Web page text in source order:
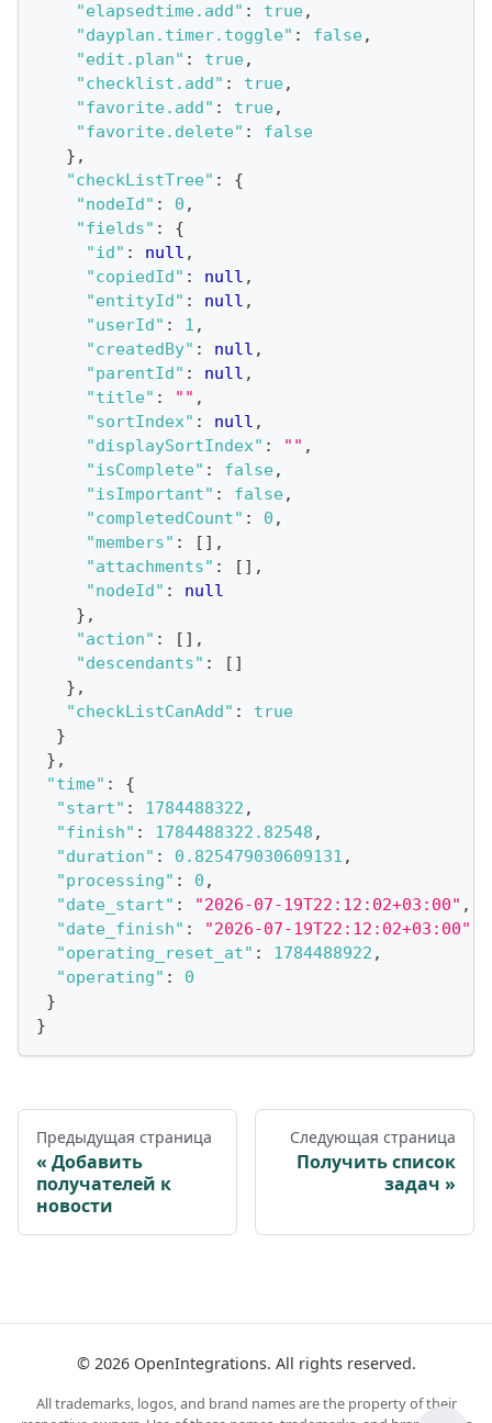
"elapsedtime.add" : true,
"dayplan.timer.toggle" : false,
"edit.plan" : true,
"checklist.add" : true,
"favorite.add" : true,
"favorite.delete" :
false
} ,
"checkListTree" :
{
"nodeId" : 0 ,
"fields" :
{
"id" : null ,
"copiedId" : null ,
"entityId" : null ,
"userId" : 1 ,
"createdBy" : null ,
"parentId" : null ,
"title" : "" ,
"sortIndex" : null ,
"displaySortIndex" : "" ,
"isComplete" : false,
"isImportant" : false,
"completedCount" : 0 ,
"members" : [ ] ,
"attachments" : [ ] ,
"nodeId" :
null
} ,
"action" : [ ] ,
"descendants" : [ ]
} ,
"checkListCanAdd" :
true
}
} ,
"time" :
{
"start" : 1784488322 ,
"finish" : 1784488322.82548 ,
"duration" : 0.825479030609131 ,
"processing" : 0 ,
"date_start" : "2026-07-19T22:12:02+03:00" ,
"date_finish" : "2026-07-19T22:12:02+03:00"
"operating_reset_at" : 1784488922 ,
"operating" :
0
}
}
Предыдущая страница
Добавить
получателей к
новости
Следующая страница
Получить список
задач
© 2026OpenIntegrations. All rights reserved.
All trademarks, logos, and brand names are the property of their